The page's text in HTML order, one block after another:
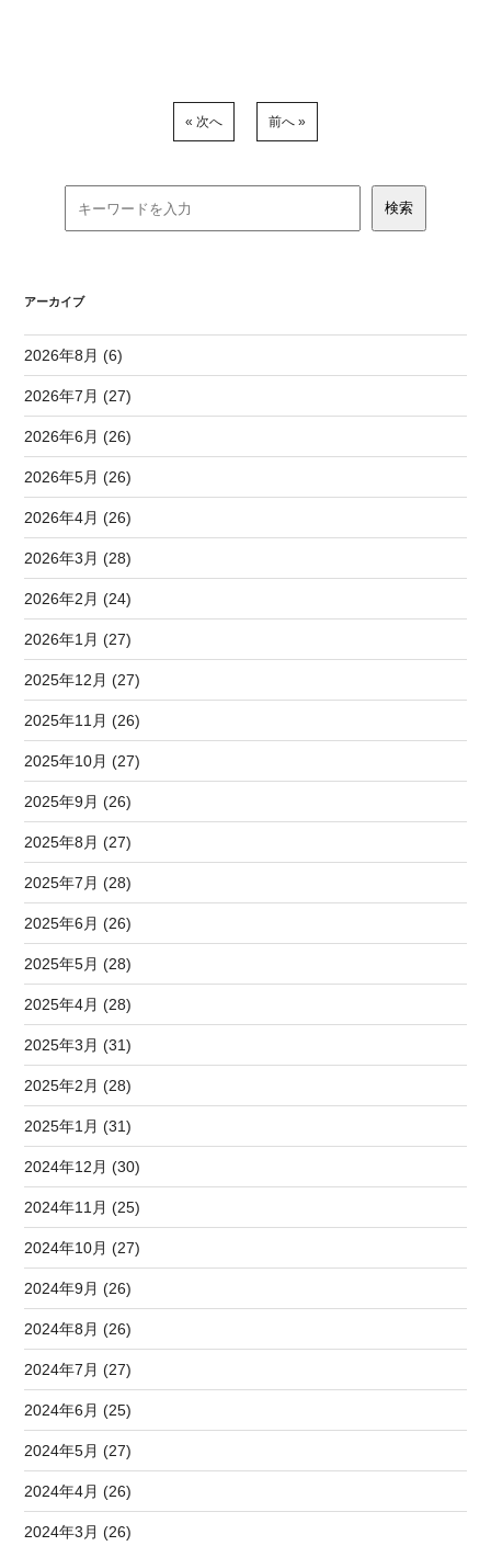
« 次へ 前へ »
アーカイブ
2026年8月 (6)
2026年7月 (27)
2026年6月 (26)
2026年5月 (26)
2026年4月 (26)
2026年3月 (28)
2026年2月 (24)
2026年1月 (27)
2025年12月 (27)
2025年11月 (26)
2025年10月 (27)
2025年9月 (26)
2025年8月 (27)
2025年7月 (28)
2025年6月 (26)
2025年5月 (28)
2025年4月 (28)
2025年3月 (31)
2025年2月 (28)
2025年1月 (31)
2024年12月 (30)
2024年11月 (25)
2024年10月 (27)
2024年9月 (26)
2024年8月 (26)
2024年7月 (27)
2024年6月 (25)
2024年5月 (27)
2024年4月 (26)
2024年3月 (26)